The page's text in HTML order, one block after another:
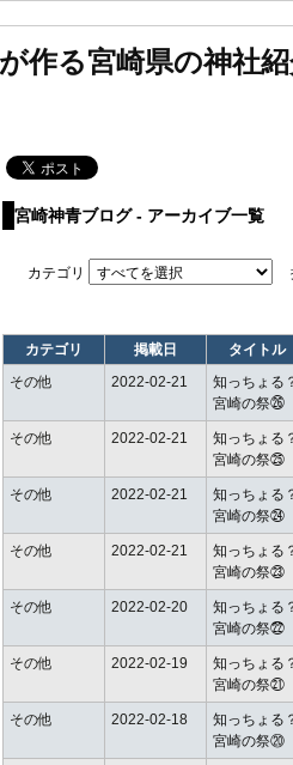
作る宮崎県の神社
宮崎神青ブログ - アーカイブ一覧
カテゴリ
カテゴリ 掲載日
タイトル
その他
2022-02-21
知っちょる
宮崎の祭㉖
その他 2022-02-21
知っちょる
宮崎の祭㉕
その他 2022-02-21
知っちょる
宮崎の祭㉔
その他 2022-02-21
知っちょる
宮崎の祭㉓
その他 2022-02-20
知っちょる
宮崎の祭㉒
その他 2022-02-19
知っちょる
宮崎の祭㉑
その他 2022-02-18
知っちょる
宮崎の祭⑳